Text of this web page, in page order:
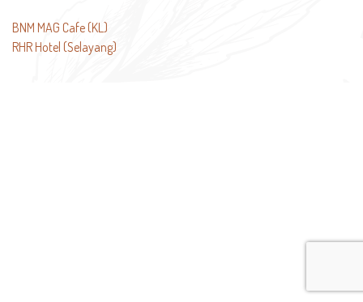
文
章
BNM MAG Cafe (KL)
RHR Hotel (Selayang)